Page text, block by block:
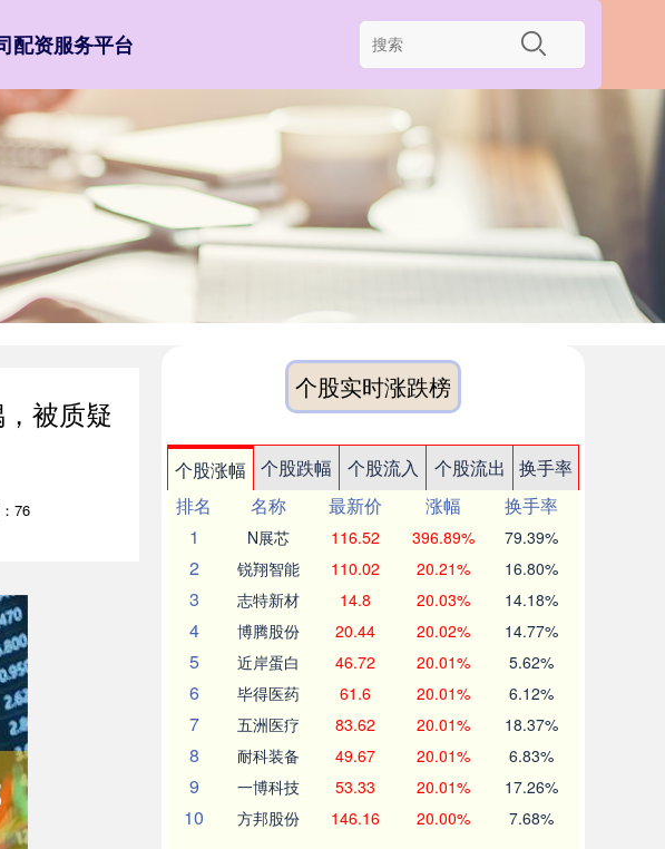
配资服务平台
被质疑
76
个股实时涨跌榜
个股涨幅 个股跌幅 个股流入 个股流出
换手率
排名
名称 最新价 涨幅
换手率
1
N展芯 116.52 396.89% 79.39%
2 锐翔智能 110.02 20.21% 16.80%
3 志特新材 14.8 20.03% 14.18%
4 博腾股份 20.44 20.02% 14.77%
5 近岸蛋白 46.72 20.01% 5.62%
6 毕得医药 61.6 20.01% 6.12%
7 五洲医疗 83.62 20.01% 18.37%
8 耐科装备 49.67 20.01% 6.83%
9 一博科技 53.33 20.01% 17.26%
10 方邦股份 146.16 20.00% 7.68%